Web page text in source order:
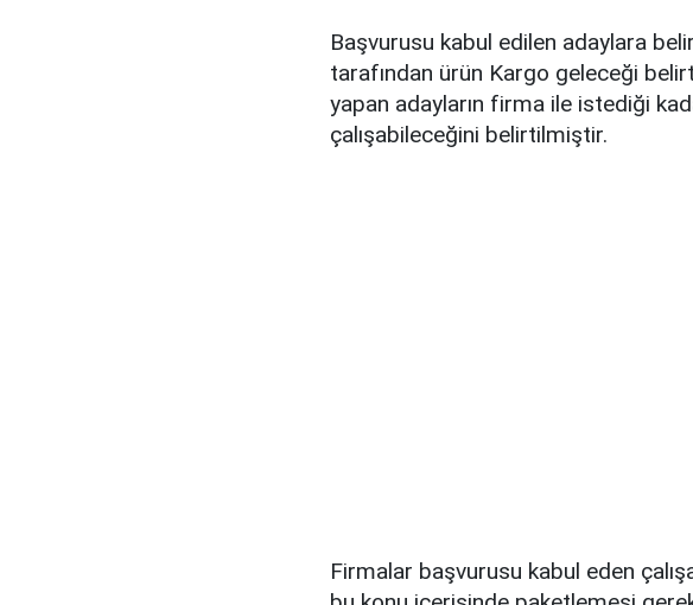
Başvurusu kabul edilen adaylara
tarafından ürün Kargo geleceği
yapan adayların firma ile istediği
çalışabileceğini belirtilmiştir.
Firmalar başvurusu kabul eden